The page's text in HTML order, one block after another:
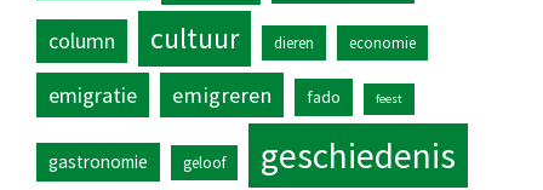
column cultuur dieren economie
emigratie emigreren fado feest
gastronomie geloof geschiedenis